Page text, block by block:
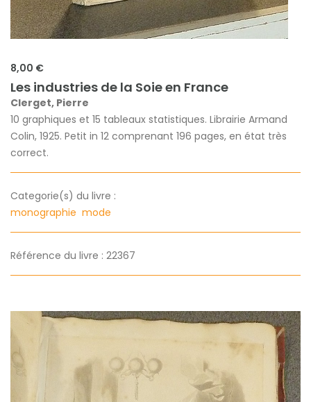
8,00 €
Les industries de la Soie en France
Clerget, Pierre
10 graphiques et 15 tableaux statistiques. Librairie Armand
Colin, 1925. Petit in 12 comprenant 196 pages, en état très
correct.
Categorie(s) du livre :
monographie mode
Référence du livre : 22367